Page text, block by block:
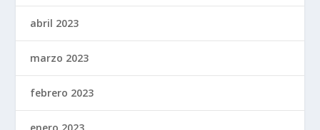
abril 2023
marzo 2023
febrero 2023